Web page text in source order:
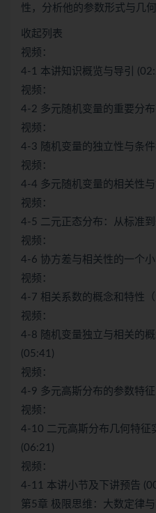
性，分析他的参数形式与几何
收起列表
视频：
4-1 本讲知识概览与导引
视频：
4-2 多元随机变量的重要分
视频：
4-3 随机变量的独立性与条
视频：
4-4 多元随机变量的相关性
视频：
4-5 二元正态分布：从标准
视频：
4-6 协方差与相关性的一个
视频：
4-7 相关系数的概念和特性
视频：
4-8 随机变量独立与相关的概
(05:41)
视频：
4-9 多元高斯分布的参数特
视频：
4-10 二元高斯分布几何特征
(06:21)
视频：
4-11 本讲小节及下讲预告
第5章 极限思维：大数定律